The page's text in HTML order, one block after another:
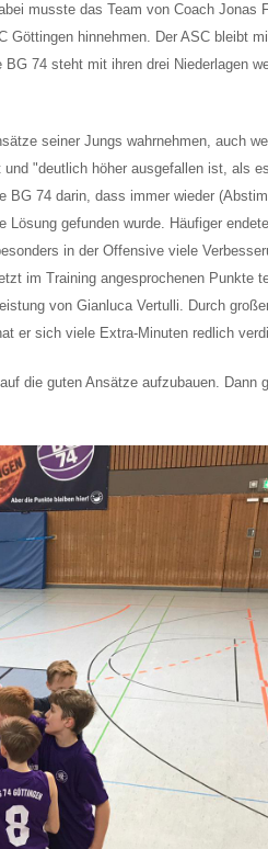
musste das Team von Coach Jonas
Göttingen hinnehmen. Der ASC bleibt
74 steht mit ihren drei Niederlagen
seiner Jungs wahrnehmen, auch
"deutlich höher ausgefallen ist, als
BG 74 darin, dass immer wieder
gefunden wurde. Häufiger
in der Offensive viele
im Training angesprochenen Punkte
von Gianluca Vertulli. Durch
er sich viele Extra-Minuten redlich
die guten Ansätze aufzubauen. Dann